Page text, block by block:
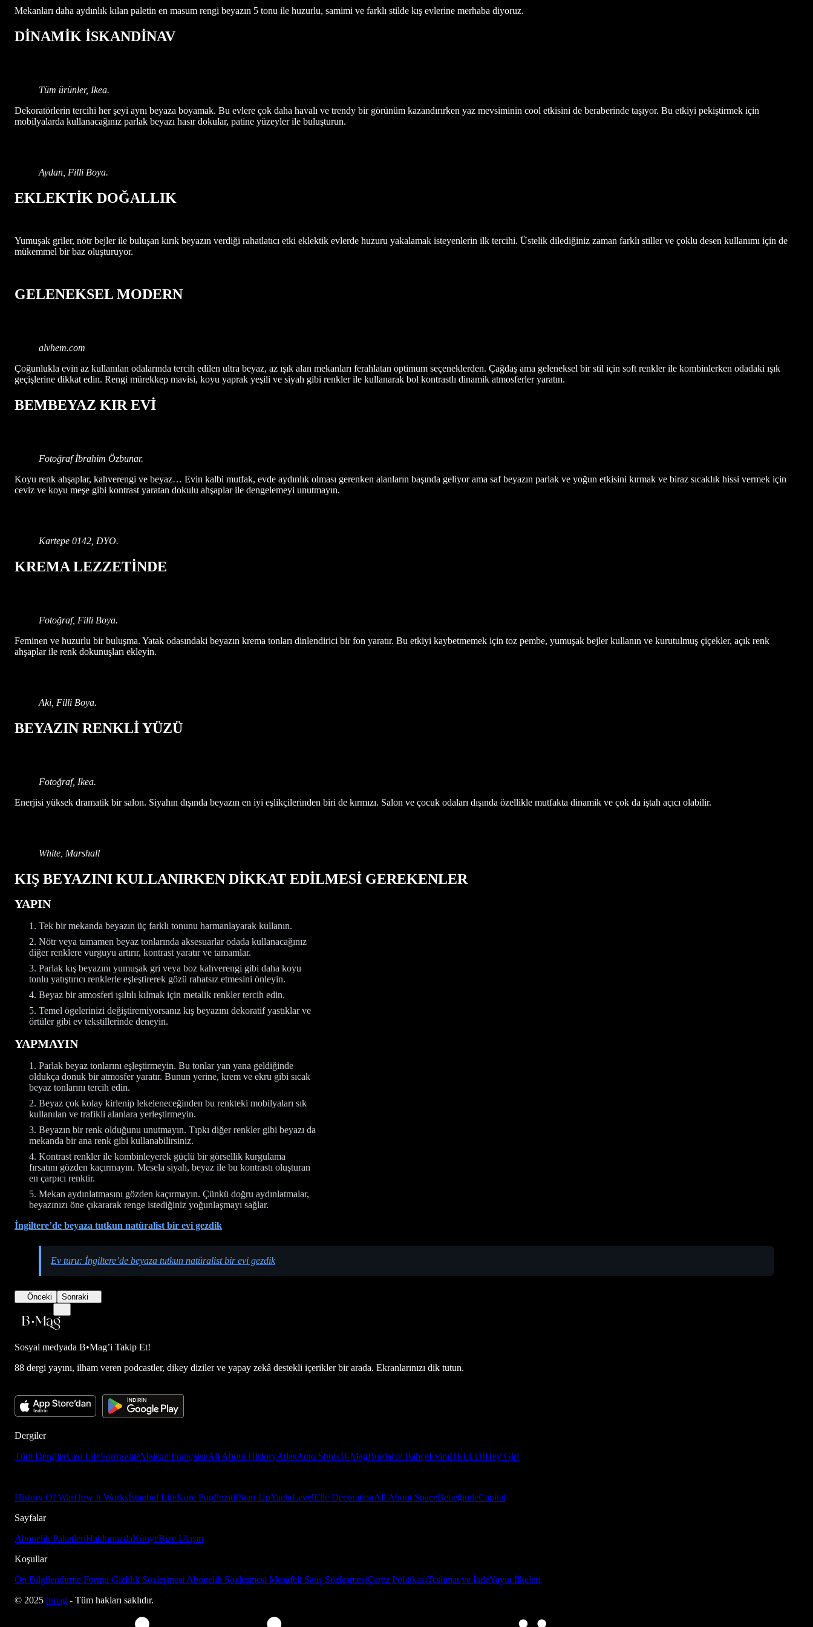
Mekanları daha aydınlık kılan paletin en masum rengi beyazın 5 tonu ile huzurlu, samimi ve farklı stilde kış evlerine merhaba diyoruz.
DİNAMİK İSKANDİNAV
Tüm ürünler, Ikea.
Dekoratörlerin tercihi her şeyi aynı beyaza boyamak. Bu evlere çok daha havalı ve trendy bir görünüm kazandırırken yaz mevsiminin cool etkisini de beraberinde taşıyor. Bu etkiyi pekiştirmek için
mobilyalarda kullanacağınız parlak beyazı hasır dokular, patine yüzeyler ile buluşturun.
Aydan, Filli Boya.
EKLEKTİK DOĞALLIK
Yumuşak griler, nötr bejler ile buluşan kırık beyazın verdiği rahatlatıcı etki eklektik evlerde huzuru yakalamak isteyenlerin ilk tercihi. Üstelik dilediğiniz zaman farklı stiller ve çoklu desen kullanımı için de
mükemmel bir baz oluşturuyor.
GELENEKSEL MODERN
alvhem.com
Çoğunlukla evin az kullanılan odalarında tercih edilen ultra beyaz, az ışık alan mekanları ferahlatan optimum seçeneklerden. Çağdaş ama geleneksel bir stil için soft renkler ile kombinlerken odadaki ışık
geçişlerine dikkat edin. Rengi mürekkep mavisi, koyu yaprak yeşili ve siyah gibi renkler ile kullanarak bol kontrastlı dinamik atmosferler yaratın.
BEMBEYAZ KIR EVİ
Fotoğraf İbrahim Özbunar.
Koyu renk ahşaplar, kahverengi ve beyaz… Evin kalbi mutfak, evde aydınlık olması gerenken alanların başında geliyor ama saf beyazın parlak ve yoğun etkisini kırmak ve biraz sıcaklık hissi vermek için
ceviz ve koyu meşe gibi kontrast yaratan dokulu ahşaplar ile dengelemeyi unutmayın.
Kartepe 0142, DYO.
KREMA LEZZETİNDE
Fotoğraf, Filli Boya.
Feminen ve huzurlu bir buluşma. Yatak odasındaki beyazın krema tonları dinlendirici bir fon yaratır. Bu etkiyi kaybetmemek için toz pembe, yumuşak bejler kullanın ve kurutulmuş çiçekler, açık renk
ahşaplar ile renk dokunuşları ekleyin.
Aki, Filli Boya.
BEYAZIN RENKLİ YÜZÜ
Fotoğraf, Ikea.
Enerjisi yüksek dramatik bir salon. Siyahın dışında beyazın en iyi eşlikçilerinden biri de kırmızı. Salon ve çocuk odaları dışında özellikle mutfakta dinamik ve çok da iştah açıcı olabilir.
White, Marshall
KIŞ BEYAZINI KULLANIRKEN DİKKAT EDİLMESİ GEREKENLER
YAPIN
Tek bir mekanda beyazın üç farklı tonunu harmanlayarak kullanın.
Nötr veya tamamen beyaz tonlarında aksesuarlar odada kullanacağınız
diğer renklere vurguyu artırır, kontrast yaratır ve tamamlar.
Parlak kış beyazını yumuşak gri veya boz kahverengi gibi daha koyu
tonlu yatıştırıcı renklerle eşleştirerek gözü rahatsız etmesini önleyin.
Beyaz bir atmosferi ışıltılı kılmak için metalik renkler tercih edin.
Temel ögelerinizi değiştiremiyorsanız kış beyazını dekoratif yastıklar ve
örtüler gibi ev tekstillerinde deneyin.
YAPMAYIN
Parlak beyaz tonlarını eşleştirmeyin. Bu tonlar yan yana geldiğinde
oldukça donuk bir atmosfer yaratır. Bunun yerine, krem ve ekru gibi sıcak
beyaz tonlarını tercih edin.
Beyaz çok kolay kirlenip lekeleneceğinden bu renkteki mobilyaları sık
kullanılan ve trafikli alanlara yerleştirmeyin.
Beyazın bir renk olduğunu unutmayın. Tıpkı diğer renkler gibi beyazı da
mekanda bir ana renk gibi kullanabilirsiniz.
Kontrast renkler ile kombinleyerek güçlü bir görsellik kurgulama
fırsatını gözden kaçırmayın. Mesela siyah, beyaz ile bu kontrastı oluşturan
en çarpıcı renktir.
Mekan aydınlatmasını gözden kaçırmayın. Çünkü doğru aydınlatmalar,
beyazınızı öne çıkararak renge istediğiniz yoğunlaşmayı sağlar.
İngiltere’de beyaza tutkun natüralist bir evi gezdik
Ev turu: İngiltere’de beyaza tutkun natüralist bir evi gezdik
Önceki Sonraki
Sosyal medyada B•Mag’i Takip Et!
88 dergi yayını, ilham veren podcastler, dikey diziler ve yapay zekâ destekli içerikler bir arada. Ekranlarınızı dik tutun.
Dergiler
Tüm DergilerCeo LifeFormsanteMaison FrançaiseAll About HistoryAtlasAuto ShowB-MagBurdaEv BahçeEvimHELLO!Hey Girl
History Of WarHow It Worksİstanbul LifeKore PopPozitifStart UpYachtLevelElle DecorationAll About SpaceBebeğimleCapital
Sayfalar
Abonelik PaketleriHakkımızdaKünyeBize Ulaşın
Koşullar
Ön Bilgilendirme Formu Gizlilik Sözleşmesi Abonelik Sözleşmesi Mesafeli Satış SözleşmesiÇerez PolitikasıTeslimat ve İadeYayın İlkeleri
© 2025 bmag - Tüm hakları saklıdır.